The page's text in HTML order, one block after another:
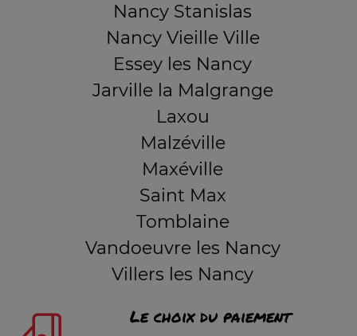
Nancy Stanislas
Nancy Vieille Ville
Essey les Nancy
Jarville la Malgrange
Laxou
Malzéville
Maxéville
Saint Max
Tomblaine
Vandoeuvre les Nancy
Villers les Nancy
Le choix du paiement